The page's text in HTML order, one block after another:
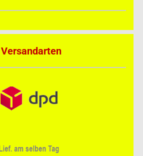
Versandarten